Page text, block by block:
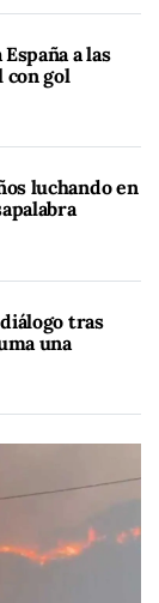
a las
con gol
luchando en
tras
una